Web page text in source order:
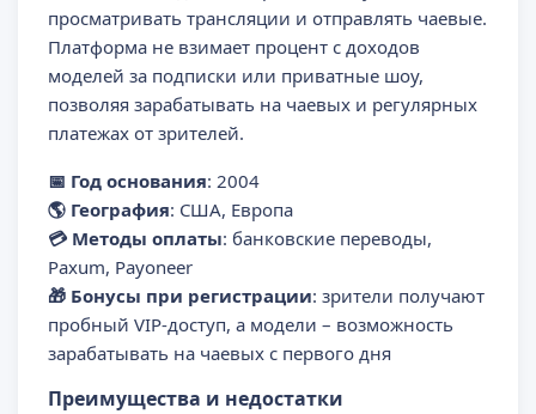
просматривать трансляции и отправлять чаевые.
Платформа не взимает процент с доходов
моделей за подписки или приватные шоу,
позволяя зарабатывать на чаевых и регулярных
платежах от зрителей.
📅 Год основания: 2004
🌎 География: США, Европа
💳 Методы оплаты: банковские переводы,
Paxum, Payoneer
🎁 Бонусы при регистрации: зрители получают
пробный VIP-доступ, а модели – возможность
зарабатывать на чаевых с первого дня
Преимущества и недостатки